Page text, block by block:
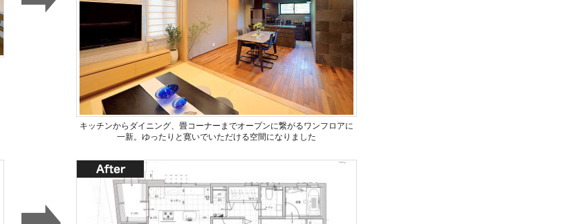
キッチンからダイニング、畳コーナーまでオープンに繋がるワンフロアに
一新。ゆったりと寛いでいただける空間になりました